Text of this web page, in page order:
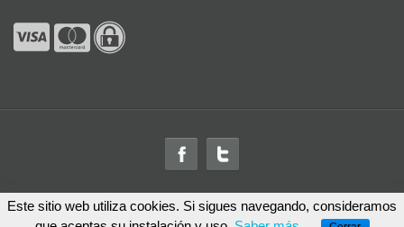
© 2026FotoRegalo.com™. Todos los derechos reservados
Este sitio web utiliza cookies. Si sigues navegando, consideramos